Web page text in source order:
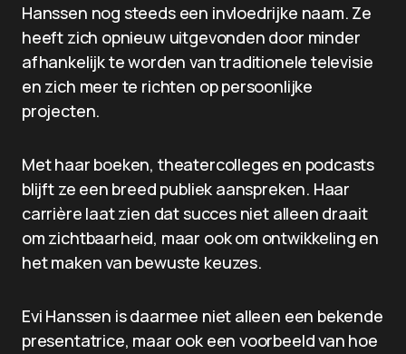
Hanssen nog steeds een invloedrijke naam. Ze
heeft zich opnieuw uitgevonden door minder
afhankelijk te worden van traditionele televisie
en zich meer te richten op persoonlijke
projecten.
Met haar boeken, theatercolleges en podcasts
blijft ze een breed publiek aanspreken. Haar
carrière laat zien dat succes niet alleen draait
om zichtbaarheid, maar ook om ontwikkeling en
het maken van bewuste keuzes.
Evi Hanssen is daarmee niet alleen een bekende
presentatrice, maar ook een voorbeeld van hoe